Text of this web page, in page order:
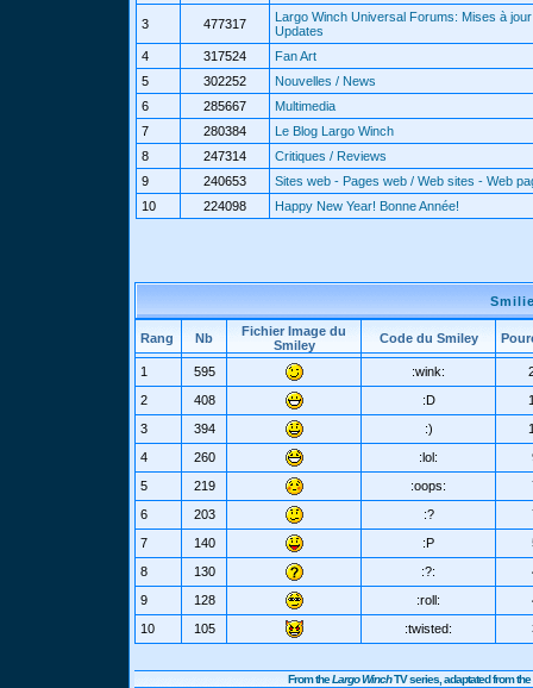
3 477317
Largo Winch Universal Forums: Mises à
Updates
4
317524
Fan Art
5
302252
Nouvelles / News
6
285667
Multimedia
7
280384
Le Blog Largo Winch
8
247314
Critiques / Reviews
9
240653
Sites web - Pages web / Web sites - Web
10
224098 Happy New Year! Bonne Année!
Rang Nb
Fichier Image du
Smiley
Code du Smiley
1 595 :wink:
2
408 :D
3
394 :)
4
260 :lol:
5
219 :oops:
6
203 :?
7
140 :P
8
130 :?:
9
128 :roll:
10
105 :twisted:
From theLargo WinchTV series, adaptated from